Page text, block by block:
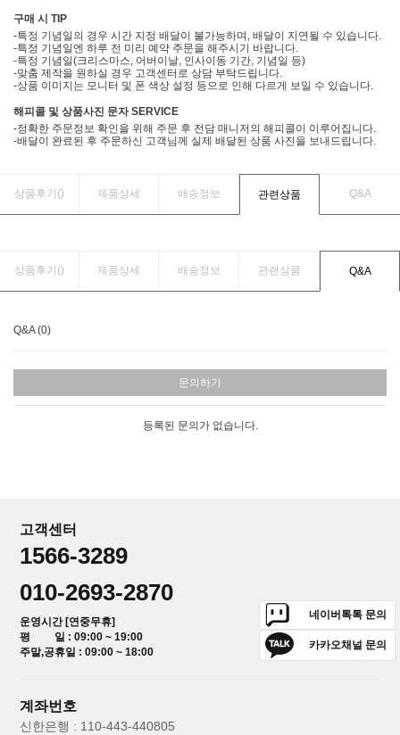
구매 시 TIP
-특정 기념일의 경우 시간 지정 배달이 불가능하며, 배달이 지연될 수 있습니다.
-특정 기념일엔 하루 전 미리 예약 주문을 해주시기 바랍니다.
-특정 기념일(크리스마스, 어버이날, 인사이동 기간, 기념일 등)
-맞춤 제작을 원하실 경우 고객센터로 상담 부탁드립니다.
-상품 이미지는 모니터 및 폰 색상 설정 등으로 인해 다르게 보일 수 있습니다.
해피콜 및 상품사진 문자 SERVICE
-정확한 주문정보 확인을 위해 주문 후 전담 매니저의 해피콜이 이루어집니다.
-배달이 완료된 후 주문하신 고객님께 실제 배달된 상품 사진을 보내드립니다.
상품후기() 제품상세 배송정보 관련상품 Q&A
상품후기() 제품상세 배송정보 관련상품 Q&A
Q&A (0)
문의하기
등록된 문의가 없습니다.
고객센터
1566-3289
010-2693-2870
운영시간 [연중무휴]
평 일 : 09:00 ~ 19:00
주말,공휴일 : 09:00 ~ 18:00
네이버톡톡 문의
카카오채널 문의
계좌번호
신한은행 : 110-443-440805